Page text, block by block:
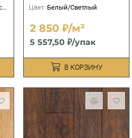
Цвет: Белый/Светлый
2 850 ₽/м²
5 557,50 ₽/упак
В КОРЗИНУ